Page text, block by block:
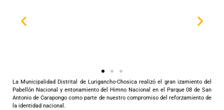
La Municipalidad Distrital de Lurigancho-Chosica realizó el gran izamiento del
Pabellón Nacional y entonamiento del Himno Nacional en el Parque 08 de San
Antonio de Carapongo como parte de nuestro compromiso del reforzamiento de
la identidad nacional.